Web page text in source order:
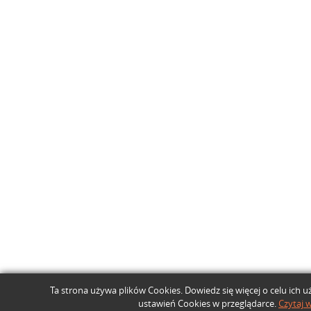
Ta strona używa plików Cookies. Dowiedz się więcej o celu ich
ustawień Cookies w przeglądarce. Czytaj